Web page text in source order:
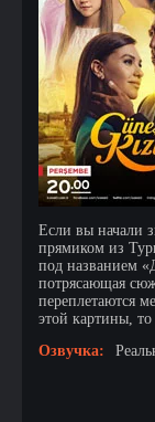
Если вы начали
прямиком из
под названием
потрясающая
переплетаются
этой картины, то
Озвучка: